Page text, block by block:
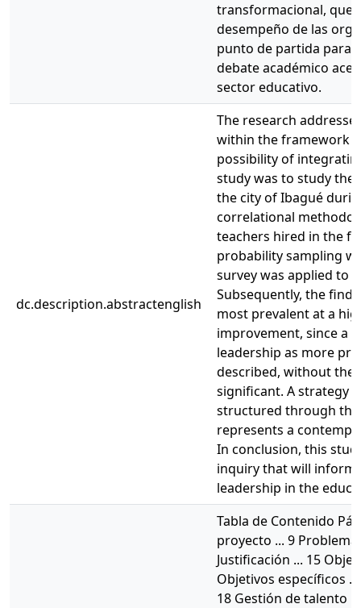
transformacional, que
desempeño de las
punto de partida para
debate académico
sector educativo.
dc.description.abstractenglish
The research
within the framework
possibility of
study was to study the
the city of Ibagué
correlational
teachers hired in the
probability sampling
survey was applied to
Subsequently, the
most prevalent at a
improvement, since a
leadership as more
described, without the
significant. A strategy
structured through
represents a
In conclusion, this
inquiry that will inform
leadership in the
Tabla de Contenido
proyecto ... 9
Justificación ... 15
Objetivos específicos
18 Gestión de talento